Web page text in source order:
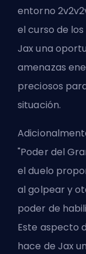
entorno
el curso de
Jax una
amenazas
preciosos
situación.
"Poder del
el duelo
al golpear y
poder de
Este aspecto
hace de Jax